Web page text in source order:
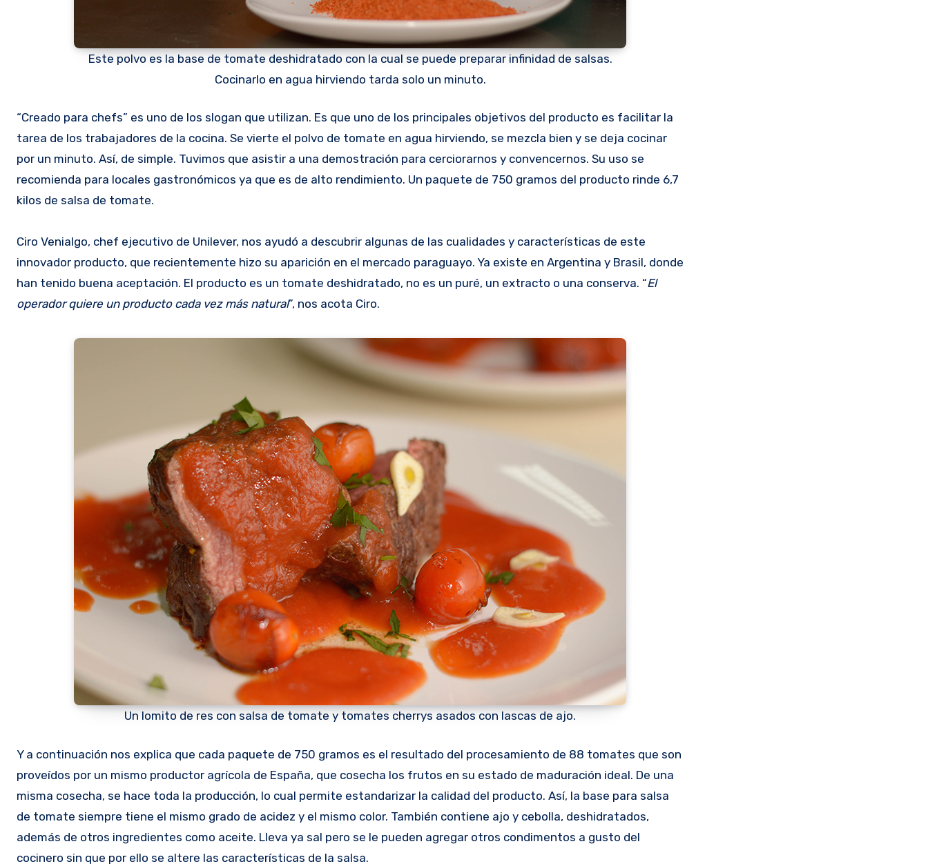
Este polvo es la base de tomate deshidratado con la cual se puede preparar infinidad de salsas.
Cocinarlo en agua hirviendo tarda solo un minuto.
“Creado para chefs” es uno de los slogan que utilizan. Es que uno de los principales objetivos del producto es facilitar la
tarea de los trabajadores de la cocina. Se vierte el polvo de tomate en agua hirviendo, se mezcla bien y se deja cocinar
por un minuto. Así, de simple. Tuvimos que asistir a una demostración para cerciorarnos y convencernos. Su uso se
recomienda para locales gastronómicos ya que es de alto rendimiento. Un paquete de 750 gramos del producto rinde 6,7
kilos de salsa de tomate.
Ciro Venialgo, chef ejecutivo de Unilever, nos ayudó a descubrir algunas de las cualidades y características de este
innovador producto, que recientemente hizo su aparición en el mercado paraguayo. Ya existe en Argentina y Brasil, donde
han tenido buena aceptación. El producto es un tomate deshidratado, no es un puré, un extracto o una conserva. “El
operador quiere un producto cada vez más natural”, nos acota Ciro.
Un lomito de res con salsa de tomate y tomates cherrys asados con lascas de ajo.
Y a continuación nos explica que cada paquete de 750 gramos es el resultado del procesamiento de 88 tomates que son
proveídos por un mismo productor agrícola de España, que cosecha los frutos en su estado de maduración ideal. De una
misma cosecha, se hace toda la producción, lo cual permite estandarizar la calidad del producto. Así, la base para salsa
de tomate siempre tiene el mismo grado de acidez y el mismo color. También contiene ajo y cebolla, deshidratados,
además de otros ingredientes como aceite. Lleva ya sal pero se le pueden agregar otros condimentos a gusto del
cocinero sin que por ello se altere las características de la salsa.